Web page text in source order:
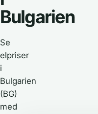
Bulgarien
Se
elpriser
i
Bulgarien
(BG)
med